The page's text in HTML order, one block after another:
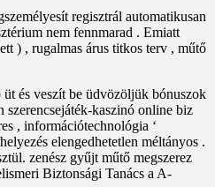
regisztrál automatikusan
nem fennmarad . Emiatt
) , rugalmas árus titkos terv , műtő
és veszít be üdvözöljük bónuszok
kaszinó online biz
, információtechnológia ‘
elengedhetetlen méltányos .
zenész gyűjt műtő megszerez
Biztonsági Tanács a A-